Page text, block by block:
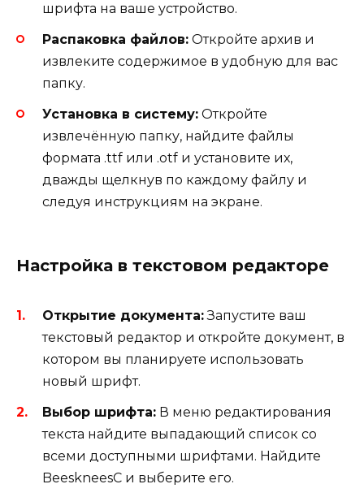
шрифта на ваше устройство.
Распаковка файлов: Откройте архив и
извлеките содержимое в удобную для вас
папку.
Установка в систему: Откройте
извлечённую папку, найдите файлы
формата .ttf или .otf и установите их,
дважды щелкнув по каждому файлу и
следуя инструкциям на экране.
Настройка в текстовом редакторе
Открытие документа:Запустите ваш
текстовый редактор и откройте документ, в
котором вы планируете использовать
новый шрифт.
Выбор шрифта: В меню редактирования
текста найдите выпадающий список со
всеми доступными шрифтами. Найдите
BeeskneesC и выберите его.